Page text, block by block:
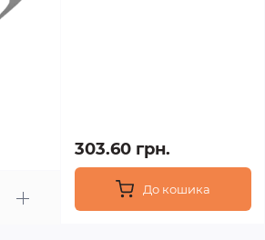
303.60 грн.
До кошика